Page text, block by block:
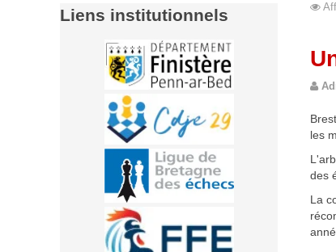
les
des
La
Liens institutionnels